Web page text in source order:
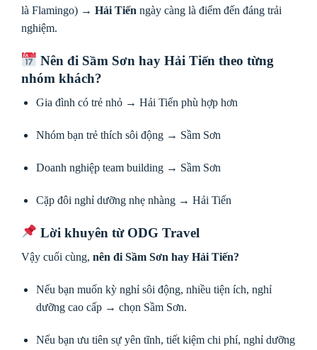
là Flamingo) → Hải Tiến ngày càng là điểm đến đáng trải
nghiệm.
Nên đi Sầm Sơn hay Hải Tiến theo từng
nhóm khách?
Gia đình có trẻ nhỏ → Hải Tiến phù hợp hơn
Nhóm bạn trẻ thích sôi động → Sầm Sơn
Doanh nghiệp team building → Sầm Sơn
Cặp đôi nghỉ dưỡng nhẹ nhàng → Hải Tiến
Lời khuyên từ ODG Travel
Vậy cuối cùng, nên đi Sầm Sơn hay Hải Tiến?
Nếu bạn muốn kỳ nghỉ sôi động, nhiều tiện ích, nghỉ
dưỡng cao cấp → chọn Sầm Sơn.
Nếu bạn ưu tiên sự yên tĩnh, tiết kiệm chi phí, nghỉ dưỡng